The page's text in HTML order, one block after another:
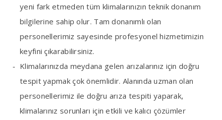
yeni fark etmeden tüm klimalarınızın teknik donanım
bilgilerine sahip olur. Tam donanımlı olan
personellerimiz sayesinde profesyonel hizmetimizin
keyfini çıkarabilirsiniz.
Klimalarınızda meydana gelen arızalarınız için doğru
tespit yapmak çok önemlidir. Alanında uzman olan
personellerimiz ile doğru arıza tespiti yaparak,
klimalarınız sorunları için etkili ve kalıcı çözümler